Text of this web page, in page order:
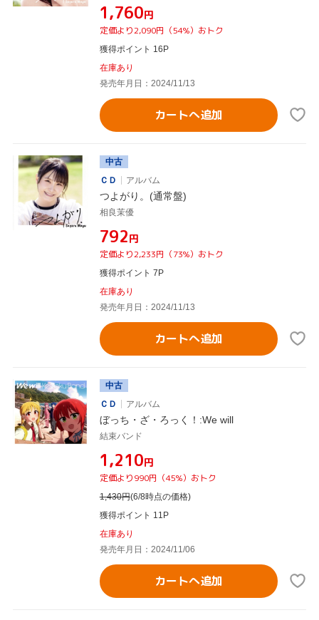
¥1,760円
定価より2,090円（54%）おトク
獲得ポイント 16P
在庫あり
発売年月日：2024/11/13
カートへ追加
中古
ＣＤ
アルバム
つよがり。(通常盤)
相良茉優
¥792円
定価より2,233円（73%）おトク
獲得ポイント 7P
在庫あり
発売年月日：2024/11/13
カートへ追加
中古
ＣＤ
アルバム
ぼっち・ざ・ろっく！:We will
結束バンド
¥1,210円
定価より990円（45%）おトク
1,430円(6/8時点の価格)
獲得ポイント 11P
在庫あり
発売年月日：2024/11/06
カートへ追加